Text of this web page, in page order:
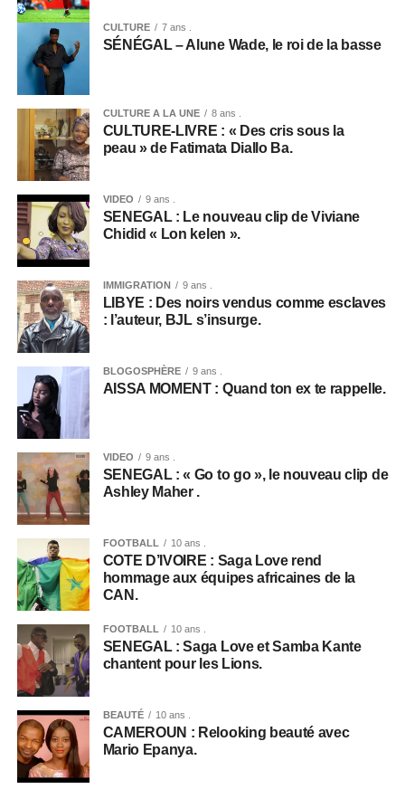
CULTURE 7 ans .
SÉNÉGAL – Alune Wade, le roi de la basse
CULTURE A LA UNE 8 ans .
CULTURE-LIVRE : « Des cris sous la
peau » de Fatimata Diallo Ba.
VIDEO 9 ans .
SENEGAL : Le nouveau clip de Viviane
Chidid « Lon kelen ».
IMMIGRATION 9 ans .
LIBYE : Des noirs vendus comme esclaves
: l’auteur, BJL s’insurge.
BLOGOSPHÈRE 9 ans .
AISSA MOMENT : Quand ton ex te rappelle.
VIDEO 9 ans .
SENEGAL : « Go to go », le nouveau clip de
Ashley Maher .
FOOTBALL 10 ans .
COTE D’IVOIRE : Saga Love rend
hommage aux équipes africaines de la
CAN.
FOOTBALL 10 ans .
SENEGAL : Saga Love et Samba Kante
chantent pour les Lions.
BEAUTÉ 10 ans .
CAMEROUN : Relooking beauté avec
Mario Epanya.